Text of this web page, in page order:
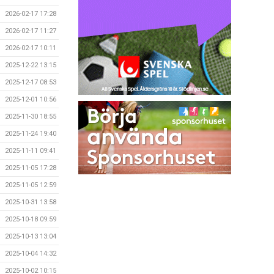
2026-02-17 17:28
2026-02-17 11:27
2026-02-17 10:11
2025-12-22 13:15
2025-12-17 08:53
2025-12-01 10:56
2025-11-30 18:55
2025-11-24 19:40
2025-11-11 09:41
2025-11-05 17:28
2025-11-05 12:59
2025-10-31 13:58
2025-10-18 09:59
2025-10-13 13:04
2025-10-04 14:32
2025-10-02 10:15